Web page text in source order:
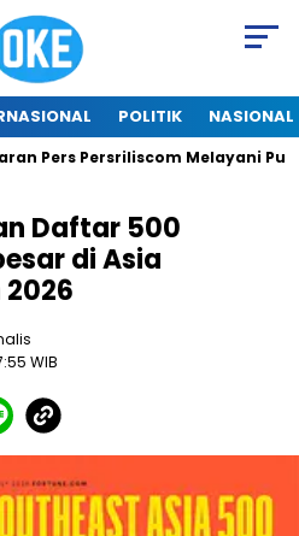
POLITIK NASIONAL
Persriliscom Melayani Publikasi
Daftar 500
di Asia
WIB